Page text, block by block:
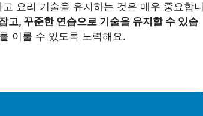
요리 기술을 유지하는 것은 매우 중요합니
고, 꾸준한 연습으로 기술을 유지할 수 있습
이룰 수 있도록 노력해요.